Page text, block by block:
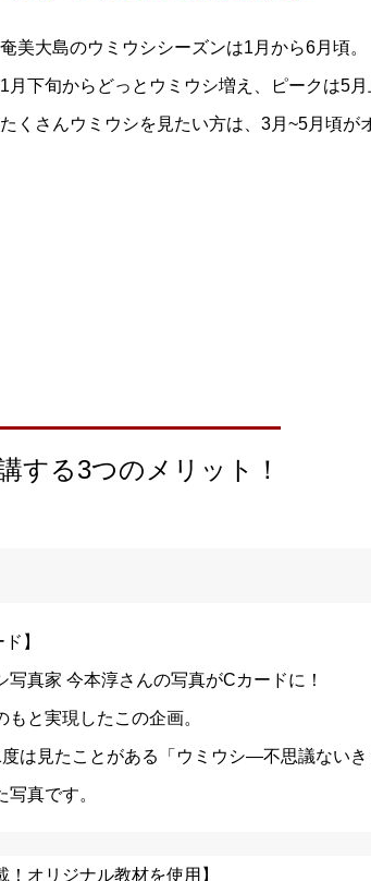
奄美大島のウミウシシーズンは1月から6月頃。
1月下旬からどっとウミウシ増え、ピークは5月
たくさんウミウシを見たい方は、3月~5月頃が
する3つのメリット！
】
写真家 今本淳さんの写真がCカードに！
と実現したこの企画。
は見たことがある「ウミウシ―不思議ないき
真です。
！オリジナル教材を使用】